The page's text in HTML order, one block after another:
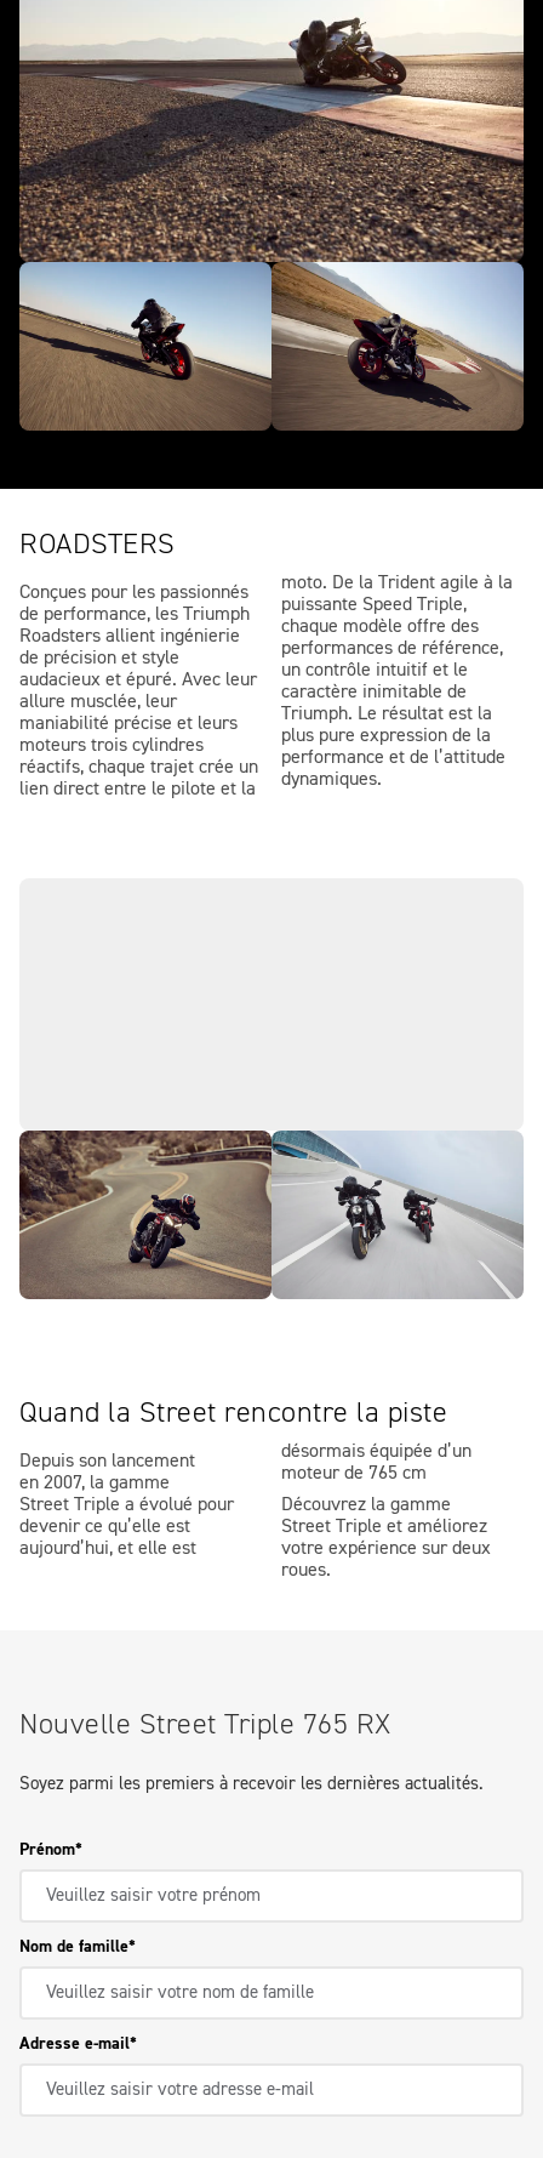
ROADSTERS
Conçues pour les passionnés
de performance, les Triumph
Roadsters allient ingénierie
de précision et style
audacieux et épuré. Avec leur
allure musclée, leur
maniabilité précise et leurs
moteurs trois cylindres
réactifs, chaque trajet crée un
lien direct entre le pilote et la
moto. De la Trident agile à la
puissante Speed Triple,
chaque modèle offre des
performances de référence,
un contrôle intuitif et le
caractère inimitable de
Triumph. Le résultat est la
plus pure expression de la
performance et de l’attitude
dynamiques.
Quand la Street rencontre la piste
Depuis son lancement
en 2007, la gamme
Street Triple a évolué pour
devenir ce qu’elle est
aujourd’hui, et elle est
désormais équipée d’un
moteur de 765 cm
Découvrez la gamme
Street Triple et améliorez
votre expérience sur deux
roues.
Nouvelle Street Triple 765 RX
Soyez parmi les premiers à recevoir les dernières actualités.
Prénom
Nom de famille
Adresse e-mail